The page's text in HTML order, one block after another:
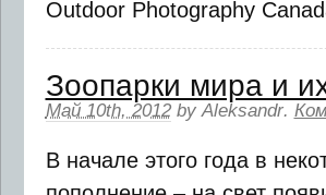
Outdoor Photography
Зоопарки мира и
Май 10th, 2012 byAleksandr.
В начале этого года в